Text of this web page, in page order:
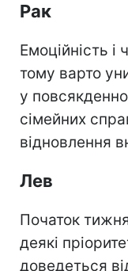
Рак
Емоційність і
тому варто
у
сімейних
відновлення
Лев
Початок
деякі
доведеться